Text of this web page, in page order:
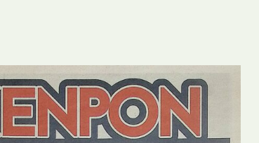
Bolsas
Colóquios